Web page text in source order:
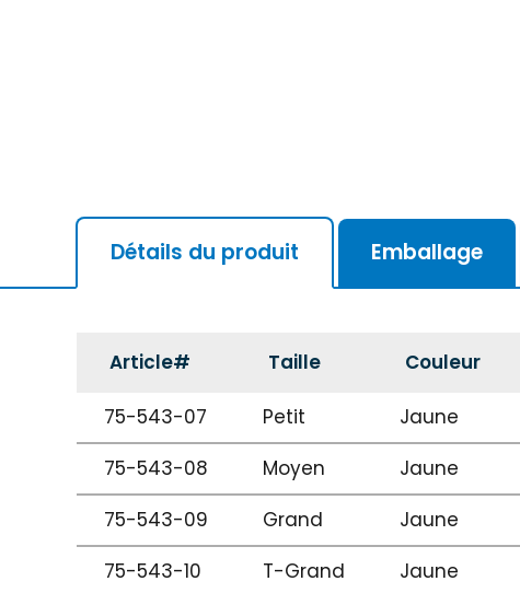
Détails du produit Emballage
Article# Taille Couleur
75-543-07 Petit Jaune
75-543-08
Moyen Jaune
75-543-09
Grand Jaune
75-543-10
T-Grand Jaune